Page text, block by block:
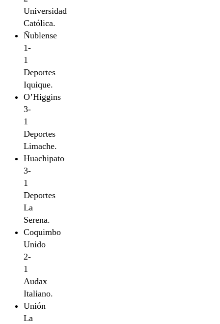
Universidad
Católica.
Ñublense
1-
1
Deportes
Iquique.
O’Higgins
3-
1
Deportes
Limache.
Huachipato
3-
1
Deportes
La
Serena.
Coquimbo
Unido
2-
1
Audax
Italiano.
Unión
La